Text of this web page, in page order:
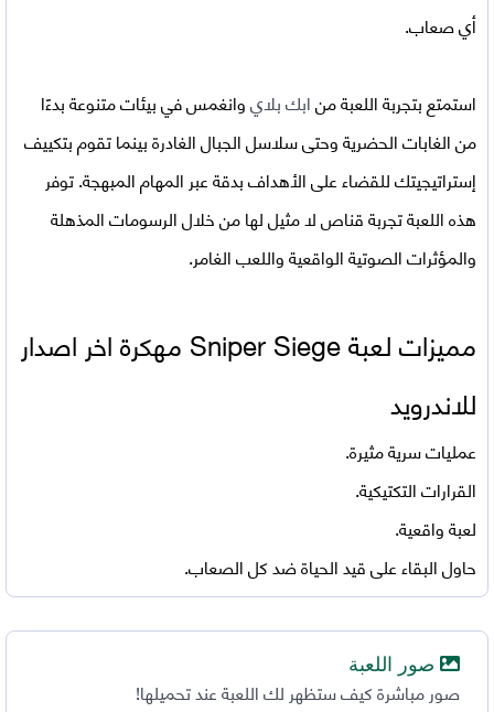
أي صعاب.
استمتع بتجربة اللعبة منابك بلايوانغمس في بيئات متنوعة بدءًا
من الغابات الحضرية وحتى سلاسل الجبال الغادرة بينما تقوم بتكييف
إستراتيجيتك للقضاء على الأهداف بدقة عبر المهام المبهجة. توفر
هذه اللعبة تجربة قناص لا مثيل لها من خلال الرسومات المذهلة
والمؤثرات الصوتية الواقعية واللعب الغامر.
مميزات لعبة
Sniper Siege مهكرة اخر اصدار
للاندرويد
عمليات سرية مثيرة.
القرارات التكتيكية.
لعبة واقعية.
حاول البقاء على قيد الحياة ضد كل الصعاب.
صور اللعبة
صور مباشرة كيف ستظهر لك اللعبة عند تحميلها!